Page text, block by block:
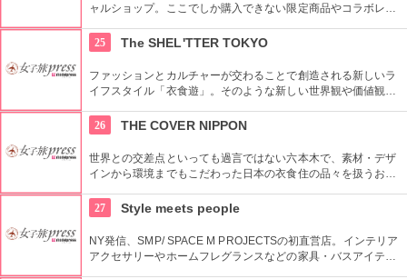
ャルショップ。ここでしか購入できない限定商品やコラボレー
日本一高いところでの購入として記念に残る思い出に！
25 The SHEL'TTER TOKYO
ファッションとカルチャーが交わることで創造される新しいラ
イフスタイル「衣食遊」。そのような新しい世界観や価値観を
ど幅広い商品を扱っている。
26 THE COVER NIPPON
世界との交差点といっても過言ではない六本木で、素材・デザ
インから環境までもこだわった日本の衣食住の品々を扱うお
を感じてみよう！
27 Style meets people
NY発信、SMP/ SPACE M PROJECTSの初直営店。インテリア
アクセサリーやホームフレグランスなどの家具・バスアイテム